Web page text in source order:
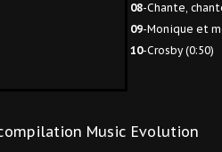
08-Chante,
09-Monique et
10-Crosby (0:50)
Music Evolution